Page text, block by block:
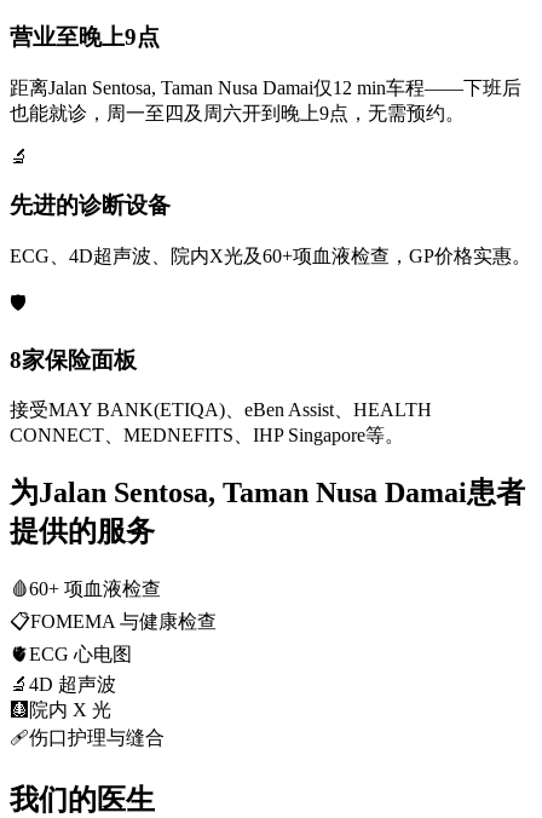
营业至晚上9点
距离Jalan Sentosa, Taman Nusa Damai仅12 min车程——下班后
也能就诊，周一至四及周六开到晚上9点，无需预约。
🔬
先进的诊断设备
ECG、4D超声波、院内X光及60+项血液检查，GP价格实惠。
🛡️
8家保险面板
接受MAY BANK(ETIQA)、eBen Assist、HEALTH
CONNECT、MEDNEFITS、IHP Singapore等。
为Jalan Sentosa, Taman Nusa Damai患者
提供的服务
🩸60+ 项血液检查
📋FOMEMA 与健康检查
🫀ECG 心电图
🔬 4D 超声波
🩻 院内 X 光
🩹伤口护理与缝合
我们的医生